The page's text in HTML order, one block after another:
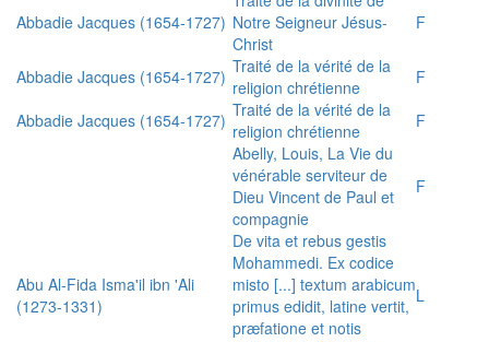
Abbadie Jacques (1654-1727) Notre Seigneur Jésus-
Christ
F
Abbadie Jacques (1654-1727) Traité de la vérité de la
religion chrétienne
F
Abbadie Jacques (1654-1727) Traité de la vérité de la
religion chrétienne
F
Abelly, Louis, La Vie du
vénérable serviteur de
Dieu Vincent de Paul et
compagnie
F
Abu Al-Fida Isma'il ibn 'Ali
(1273-1331)
De vita et rebus gestis
Mohammedi. Ex codice
misto [...] textum arabicum
primus edidit, latine vertit,
præfatione et notis
L